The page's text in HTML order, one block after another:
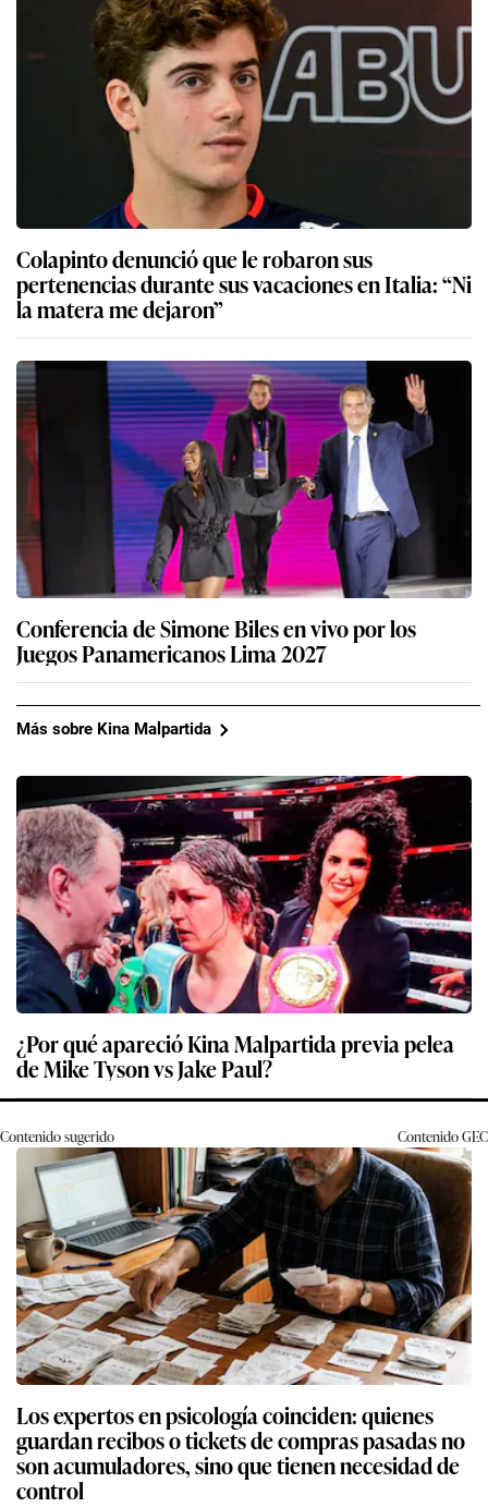
Colapinto denunció que le robaron sus
pertenencias durante sus vacaciones en Italia: “Ni
la matera me dejaron”
Conferencia de Simone Biles en vivo por los
Juegos Panamericanos Lima 2027
Más sobre Kina Malpartida
¿Por qué apareció Kina Malpartida previa pelea
de Mike Tyson vs Jake Paul?
Contenido sugerido ContenidoGEC
Los expertos en psicología coinciden: quienes
guardan recibos o tickets de compras pasadas no
son acumuladores, sino que tienen necesidad de
control